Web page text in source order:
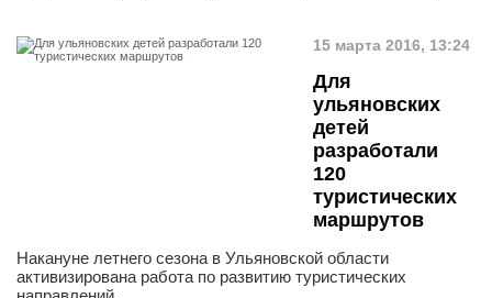
15 марта 2016, 13:24
Для
ульяновских
детей
разработали
120
туристических
маршрутов
Накануне летнего сезона в Ульяновской области
активизирована работа по развитию туристических